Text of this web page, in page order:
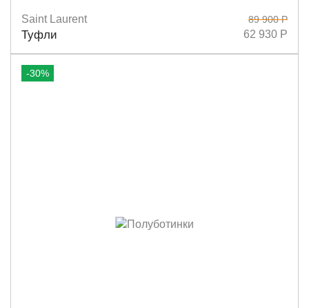
Размеры
Saint Laurent
Туфли
89 900 Р
62 930 Р
-30%